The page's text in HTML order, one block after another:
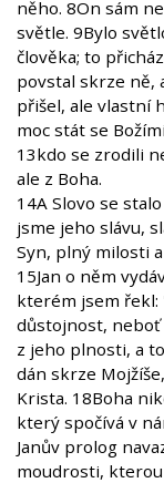
něho. 8On sám
světle. 9Bylo
člověka; to
povstal skrze ně,
přišel, ale vlastní
moc stát se
13kdo se zrodili
ale z Boha.
14A Slovo se
jsme jeho slávu,
Syn, plný milosti
15Jan o něm
kterém jsem
důstojnost, neboť
z jeho plnosti, a
dán skrze
Krista. 18Boha
který spočívá v
Janův prolog
moudrosti,